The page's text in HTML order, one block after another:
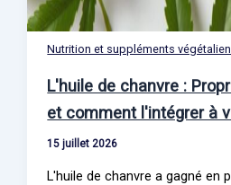
Nutrition et suppléments
L'huile de chanvre :
et comment l'intégrer à
15 juillet 2026
L'huile de chanvre a gagné en